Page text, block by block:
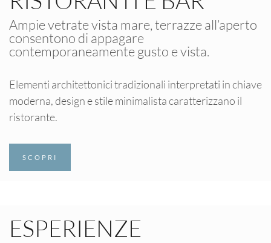
Ampie vetrate vista mare, terrazze all’aperto
consentono di appagare
contemporaneamente gusto e vista.
Elementi architettonici tradizionali interpretati in chiave
moderna, design e stile minimalista caratterizzano il
ristorante.
SCOPRI
ESPERIENZE